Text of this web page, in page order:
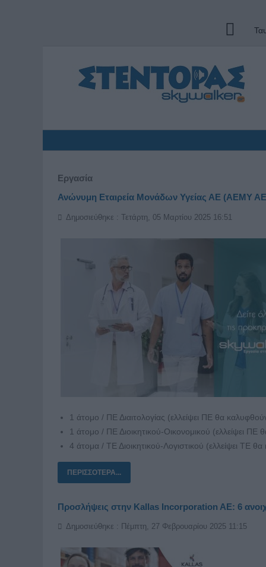
Εργασία
Ανώνυμη Εταιρεία Μονάδων Υγείας ΑΕ (ΑΕΜΥ
Δημοσιεύθηκε : Τετάρτη, 05 Μαρτίου 2025 16:51
1 άτομο / ΠΕ Διαιτολογίας (ελλείψει ΠΕ θα
1 άτομο / ΠΕ Διοικητικού-Οικονομικού (ελλείψει
4 άτομα / ΤΕ Διοικητικού-Λογιστικού (ελλείψει ΤΕ
ΠΕΡΙΣΣΌΤΕΡΑ...
Προσλήψεις στην Kallas Incorporation AE: 6
Δημοσιεύθηκε : Πέμπτη, 27 Φεβρουαρίου 2025 11:15